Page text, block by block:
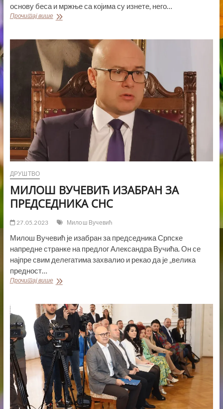
основу беса и мржње са којима су изнете, него…
Прочитај вишеПОЛИТИЧКИ
ЗНА
ВИШЕ
НИКО
НЕ
ПОДРЖАВА
ЗАТО
ИЗНОСИ
НЕИСТИНЕ
ДРУШТВО
МИЛОШ ВУЧЕВИЋ ИЗАБРАН ЗА
ПРЕДСЕДНИКА СНС
27.05.2023 Милош Вучевић
Милош Вучевић је изабран за председника Српске
напредне странке на предлог Александра Вучића. Он се
најпре свим делегатима захвалио и рекао да је „велика
предност…
Прочитај вишеМИЛОШ
ЗА
ПРЕДСЕДНИКА
СНС